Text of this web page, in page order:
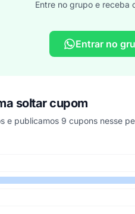
Entre no grupo e receba
Entrar no
soltar cupom
e publicamos 9 cupons nesse
somando os últimos 7 anos